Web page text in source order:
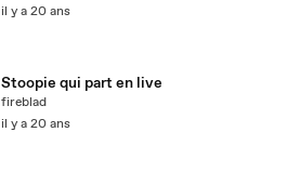
il y a 20 ans
Stoopie qui part en live
fireblad
il y a 20 ans